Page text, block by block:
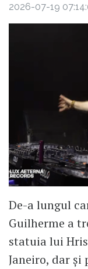
2026-07-19
De-a lungul
Guilherme a
statuia lui
Janeiro, dar și